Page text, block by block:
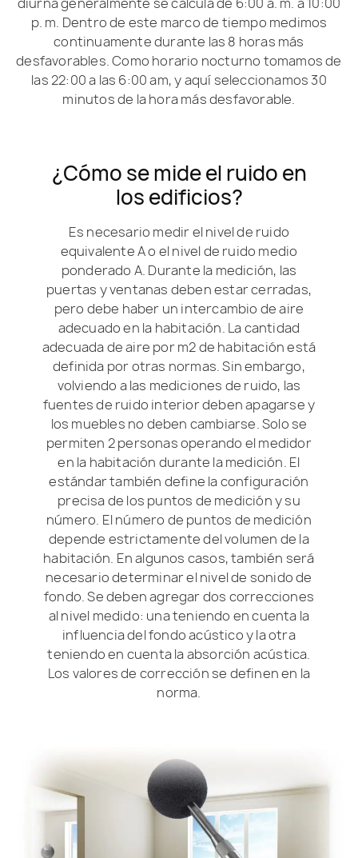
p. m. Dentro de este marco de tiempo medimos
continuamente durante las 8 horas más
desfavorables. Como horario nocturno tomamos de
las 22:00 a las 6:00 am, y aquí seleccionamos 30
minutos de la hora más desfavorable.
¿Cómo se mide el ruido en
los edificios?
Es necesario medir el nivel de ruido
equivalente A o el nivel de ruido medio
ponderado A. Durante la medición, las
puertas y ventanas deben estar cerradas,
pero debe haber un intercambio de aire
adecuado en la habitación. La cantidad
adecuada de aire por m2 de habitación está
definida por otras normas. Sin embargo,
volviendo a las mediciones de ruido, las
fuentes de ruido interior deben apagarse y
los muebles no deben cambiarse. Solo se
permiten 2 personas operando el medidor
en la habitación durante la medición. El
estándar también define la configuración
precisa de los puntos de medición y su
número. El número de puntos de medición
depende estrictamente del volumen de la
habitación. En algunos casos, también será
necesario determinar el nivel de sonido de
fondo. Se deben agregar dos correcciones
al nivel medido: una teniendo en cuenta la
influencia del fondo acústico y la otra
teniendo en cuenta la absorción acústica.
Los valores de corrección se definen en la
norma.